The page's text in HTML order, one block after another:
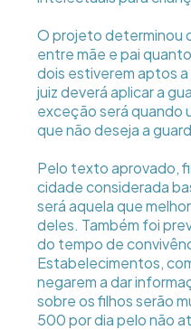
O projeto determinou
entre mãe e pai
dois estiverem aptos
juiz deverá aplicar a
exceção será quando
que não deseja a
Pelo texto aprovado,
cidade considerada
será aquela que
deles. Também foi
do tempo de
Estabelecimentos,
negarem a dar
sobre os filhos serão
500 por dia pelo não